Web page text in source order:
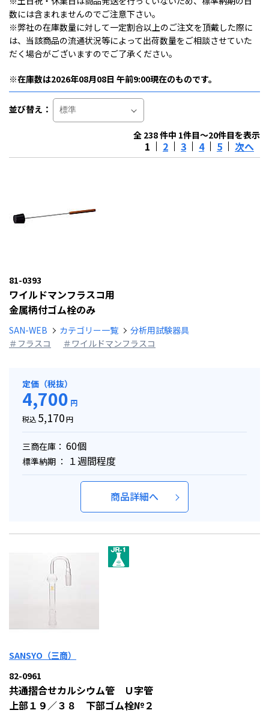
数には含まれませんのでご注意下さい。
※弊社の在庫数量に対して一定割合以上のご注文を頂戴した際に
は、当該商品の流通状況等によって出荷数量をご相談させていた
だく場合がございますのでご了承ください。
※在庫数は2026年08月08日 午前9:00現在のものです。
並び替え：
全 238 件中 1件目～20件目を表示
1 2 3 4 5 次へ
81-0393
ワイルドマンフラスコ用
金属柄付ゴム栓のみ
SAN-WEB カテゴリー一覧
分析用試験器具
＃フラスコ
＃ワイルドマンフラスコ
定価（税抜）
4,700 円
税込 5,170円
三商在庫： 60個
標準納期 ： １週間程度
商品詳細へ
SANSYO（三商）
82-0961
共通摺合せカルシウム管 Ｕ字管
上部１９／３８ 下部ゴム栓№２